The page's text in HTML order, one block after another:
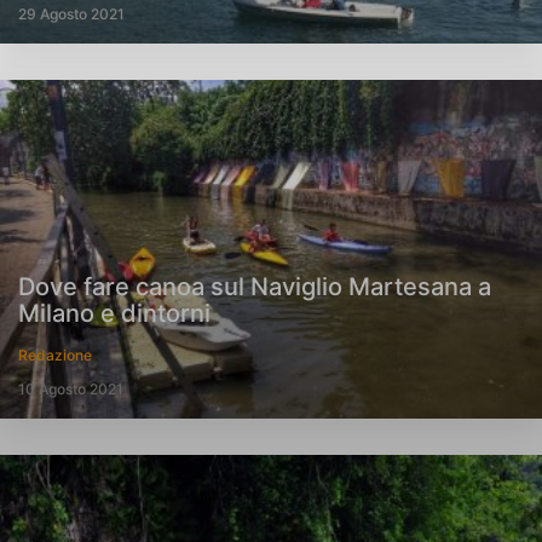
29 Agosto 2021
Dove fare canoa sul Naviglio Martesana a
Milano e dintorni
Redazione
10 Agosto 2021